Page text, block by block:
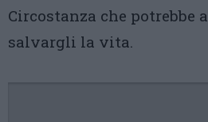
Circostanza che potrebbe
salvargli la vita.